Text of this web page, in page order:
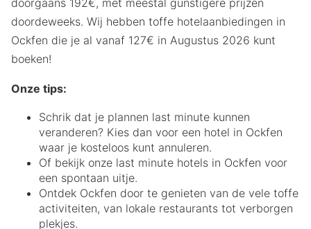
doordeweeks. Wij hebben toffe hotelaanbiedingen in
Ockfen die je al vanaf 127€ in Augustus 2026 kunt
boeken!
Onze tips:
Schrik dat je plannen last minute kunnen
veranderen? Kies dan voor een hotel in Ockfen
waar je kosteloos kunt annuleren.
Of bekijk onze last minute hotels in Ockfen voor
een spontaan uitje.
Ontdek Ockfen door te genieten van de vele toffe
activiteiten, van lokale restaurants tot verborgen
plekjes.